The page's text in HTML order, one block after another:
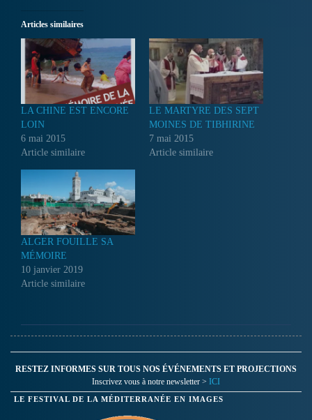
Articles similaires
LA CHINE EST ENCORE
LOIN
6 mai 2015
Article similaire
LE MARTYRE DES SEPT
MOINES DE TIBHIRINE
7 mai 2015
Article similaire
ALGER FOUILLE SA
MÉMOIRE
10 janvier 2019
Article similaire
RESTEZ INFORMES SUR TOUS NOS ÉVÉNEMENTS ET PROJECTIONS
Inscrivez vous à notre newsletter > ICI
LE FESTIVAL DE LA MÉDITERRANÉE EN IMAGES